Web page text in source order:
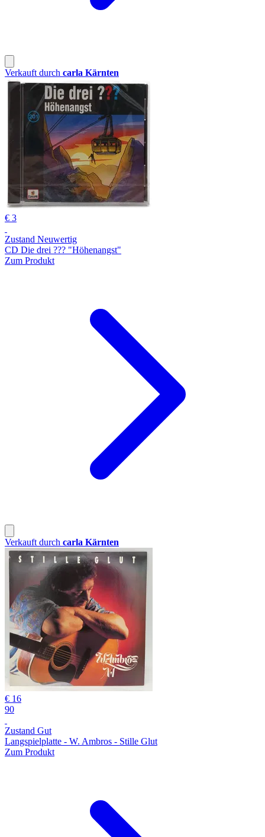
Verkauft durch carla Kärnten
€ 3
Zustand Neuwertig
CD Die drei ??? "Höhenangst"
Zum Produkt
Verkauft durch carla Kärnten
€ 16
90
Zustand Gut
Langspielplatte - W. Ambros - Stille Glut
Zum Produkt